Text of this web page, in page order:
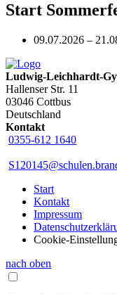
Start
09.07.2026 –
Ludwig-Leichhardt-
Hallenser Str. 11
03046 Cottbus
Deutschland
Kontakt
0355-612 1640
Start
Kontakt
Impressum
Cookie-
nach oben